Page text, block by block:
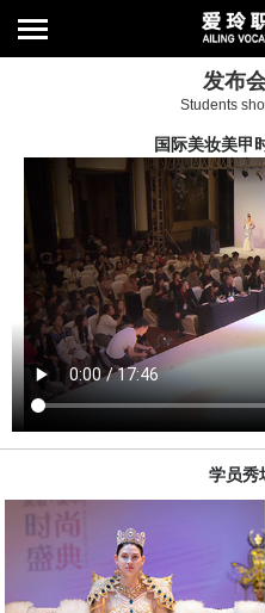
发布
Students
国际美妆美甲
学员秀